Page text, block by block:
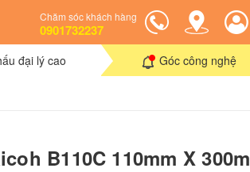
Chăm sóc khách hàng
0901732237
đại lý cao Góc công nghệ
B110C 110mm X 300m